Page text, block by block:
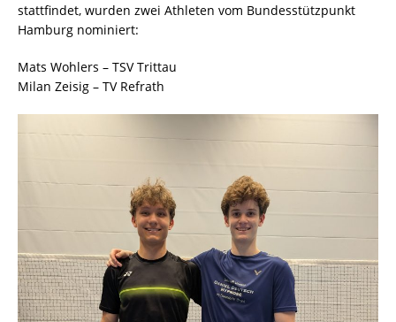
stattfindet, wurden zwei Athleten vom Bundesstützpunkt
Hamburg nominiert:
Mats Wohlers – TSV Trittau
Milan Zeisig – TV Refrath